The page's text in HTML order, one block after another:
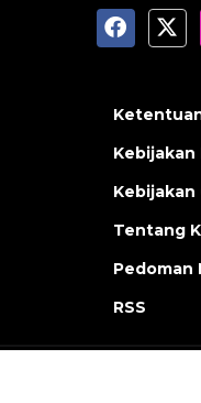
Kebijakan
Kebijakan
Tentang
Pedoman
RSS